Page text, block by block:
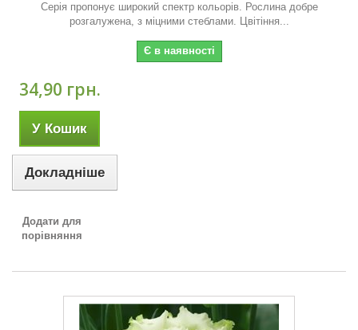
Серія пропонує широкий спектр кольорів. Рослина добре
розгалужена, з міцними стеблами. Цвітіння...
Є в наявності
34,90 грн.
У Кошик
Докладніше
Додати для
порівняння